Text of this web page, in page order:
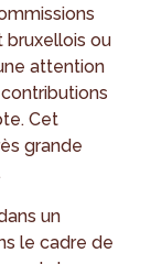
bruxellois ou
attention
Cet
grande
un
le cadre de